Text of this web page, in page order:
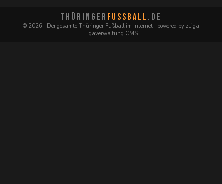
THÜRINGER FUSSBALL .DE
© 2026 · Der gesamte Thüringer Fußball im Internet · powered by zLiga
Ligaverwaltung CMS